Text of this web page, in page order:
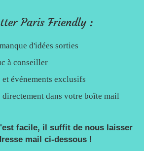
Paris Friendly :
d'idées sorties
à conseiller
événements exclusifs
directement dans votre boîte mail
facile, il suffit de nous laisser
mail ci-dessous !